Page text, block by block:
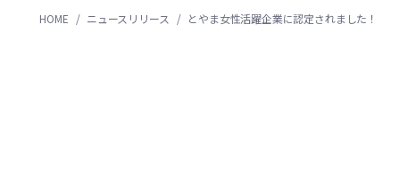
HOME ニュースリリース とやま女性活躍企業に認定されました！